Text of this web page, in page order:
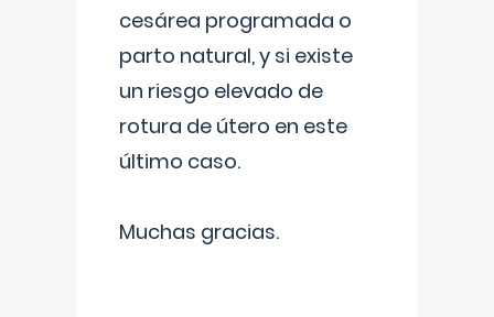
cesárea programada o
parto natural, y si existe
un riesgo elevado de
rotura de útero en este
último caso.
Muchas gracias.